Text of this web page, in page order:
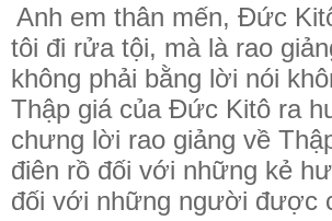
Anh em thân mến, Đức
tôi đi rửa tội, mà là rao
không phải bằng lời nói
Thập giá của Đức Kitô ra
chưng lời rao giảng về
điên rồ đối với những kẻ
đối với những người được